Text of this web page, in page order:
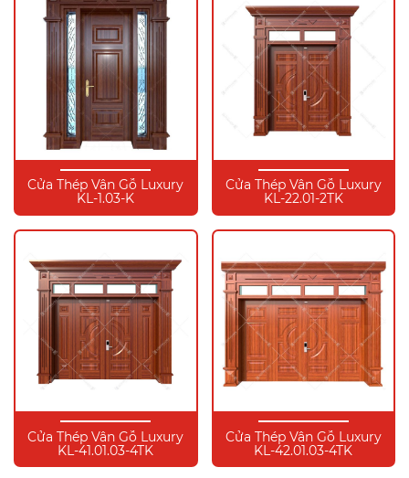
Cửa Thép Vân Gỗ Luxury
KL-1.03-K
Cửa Thép Vân Gỗ Luxury
KL-22.01-2TK
Cửa Thép Vân Gỗ Luxury
KL-41.01.03-4TK
Cửa Thép Vân Gỗ Luxury
KL-42.01.03-4TK